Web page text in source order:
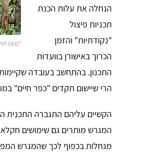
"מאז תיקון ב1 לתמ"א 35 החלו מספר רב של מושבים להכין תכניות
הנחלה את עלות הכנת
תכניות פיצול
"נקודתיות" והזמן
הכרוך באישורן בוועדות
הרי שיישום תקדים "כפר חיים"
הקשיים עליהם התגברה התכנית
מנחלות בכפוף לכך שהמגרש